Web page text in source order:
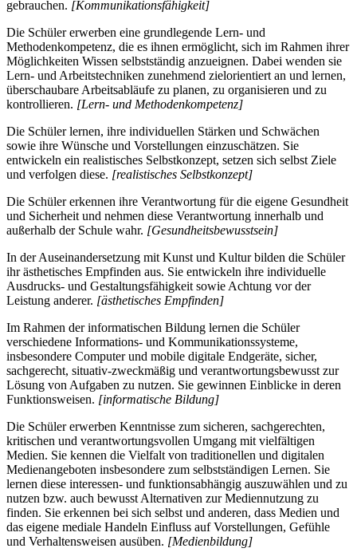
gebrauchen. [Kommunikationsfähigkeit]
Die Schüler erwerben eine grundlegende Lern- und
Methodenkompetenz, die es ihnen ermöglicht, sich im Rahmen ihrer
Möglichkeiten Wissen selbstständig anzueignen. Dabei wenden sie
Lern- und Arbeitstechniken zunehmend zielorientiert an und lernen,
überschaubare Arbeitsabläufe zu planen, zu organisieren und zu
kontrollieren. [Lern- und Methodenkompetenz]
Die Schüler lernen, ihre individuellen Stärken und Schwächen
sowie ihre Wünsche und Vorstellungen einzuschätzen. Sie
entwickeln ein realistisches Selbstkonzept, setzen sich selbst Ziele
und verfolgen diese. [realistisches Selbstkonzept]
Die Schüler erkennen ihre Verantwortung für die eigene Gesundheit
und Sicherheit und nehmen diese Verantwortung innerhalb und
außerhalb der Schule wahr. [Gesundheitsbewusstsein]
In der Auseinandersetzung mit Kunst und Kultur bilden die Schüler
ihr ästhetisches Empfinden aus. Sie entwickeln ihre individuelle
Ausdrucks- und Gestaltungsfähigkeit sowie Achtung vor der
Leistung anderer. [ästhetisches Empfinden]
Im Rahmen der informatischen Bildung lernen die Schüler
verschiedene Informations- und Kommunikationssysteme,
insbesondere Computer und mobile digitale Endgeräte, sicher,
sachgerecht, situativ-zweckmäßig und verantwortungsbewusst zur
Lösung von Aufgaben zu nutzen. Sie gewinnen Einblicke in deren
Funktionsweisen. [informatische Bildung]
Die Schüler erwerben Kenntnisse zum sicheren, sachgerechten,
kritischen und verantwortungsvollen Umgang mit vielfältigen
Medien. Sie kennen die Vielfalt von traditionellen und digitalen
Medienangeboten insbesondere zum selbstständigen Lernen. Sie
lernen diese interessen- und funktionsabhängig auszuwählen und zu
nutzen bzw. auch bewusst Alternativen zur Mediennutzung zu
finden. Sie erkennen bei sich selbst und anderen, dass Medien und
das eigene mediale Handeln Einfluss auf Vorstellungen, Gefühle
und Verhaltensweisen ausüben. [Medienbildung]